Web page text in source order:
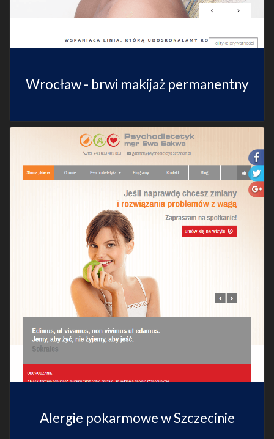
Wrocław - brwi makijaż permanentny
Alergie pokarmowe w Szczecinie